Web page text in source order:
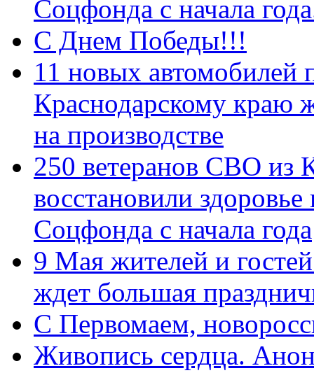
Соцфонда с начала
С Днем Победы!!!
11 новых автомобилей
Краснодарскому краю
на производстве
250 ветеранов СВО из
восстановили
Соцфонда с начала года
9 Мая жителей и
ждет большая
C Первомаем,
Живопись сердца.